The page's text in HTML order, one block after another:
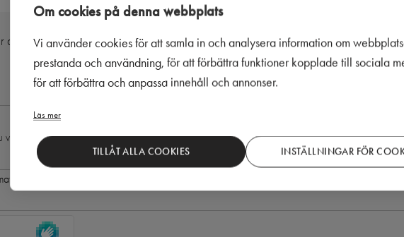
nyhetsbrev i din e-postadress. Läs om vårintegritetspolicy.
och erbjudanden, jag godkänner Puustellis integritetspolicy.
Om cookies på denna webbplats
Vi använder cookies för att samla in och analysera information om
prestanda och användning, för att förbättra funktioner kopplade till sociala
för att förbättra och anpassa innehåll och annonser.
Läs mer
TILLÅT ALLA COOKIES INSTÄLLNINGAR FÖR